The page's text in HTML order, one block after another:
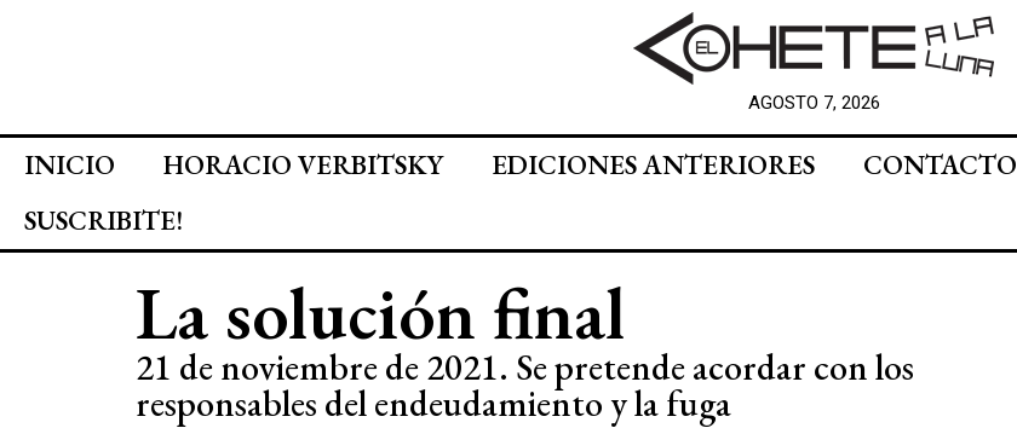
AGOSTO 7, 2026
INICIO HORACIO VERBITSKY EDICIONES ANTERIORES
CONTACTO
SUSCRIBITE!
La solución final
21 de noviembre de 2021. Se pretende acordar con los
responsables del endeudamiento y la fuga